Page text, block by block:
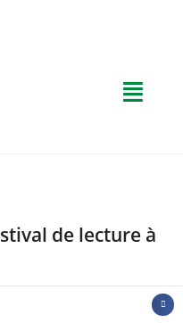
de lecture à